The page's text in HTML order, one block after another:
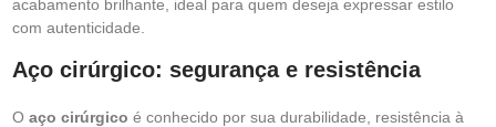
acabamento brilhante, ideal para quem deseja expressar estilo
com autenticidade.
Aço cirúrgico: segurança e resistência
O aço cirúrgico é conhecido por sua durabilidade, resistência à